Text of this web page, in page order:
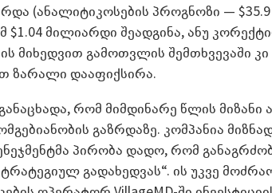
(ანალიტიკოსების პროგნოზი —
მილიარდი შეადგინა, ანუ
მიხედვით გამოთვლის შემთხვევაში
ზარალი დააფიქსირა.
განაცხადა, რომ მიმდინარე წლის
გაზრდაზე. კომპანია
პირობა დადო, რომ
გადახედვას“. ის უკვე